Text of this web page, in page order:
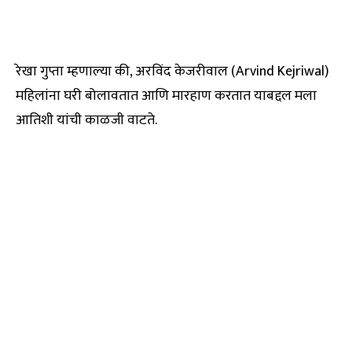
रेखा गुप्ता म्हणाल्या की, अरविंद केजरीवाल (Arvind Kejriwal)
महिलांना घरी बोलावतात आणि मारहाण करतात याबद्दल मला
आतिशी यांची काळजी वाटते.